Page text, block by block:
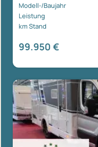
Modell-/Baujahr
Leistung
km Stand
99.950 €